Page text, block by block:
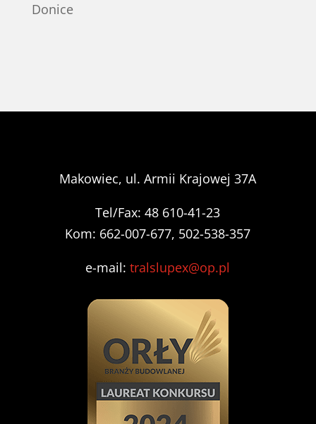
Donice
Makowiec, ul. Armii Krajowej 37A
Tel/Fax: 48 610-41-23
Kom: 662-007-677, 502-538-357
e-mail:tralslupex@op.pl